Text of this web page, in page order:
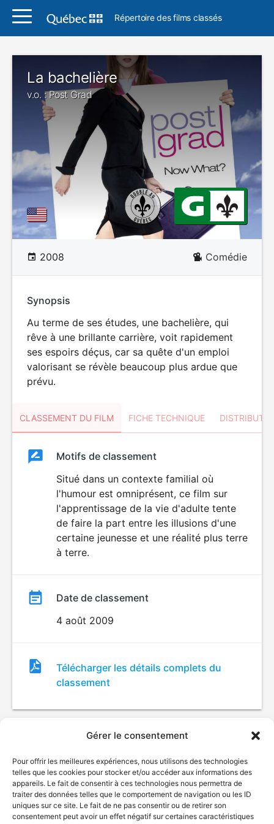
Gérer le consentement
Pour offrir les meilleures expériences, nous utilisons des technologies
telles que les cookies pour stocker et/ou accéder aux informations des
appareils. Le fait de consentir à ces technologies nous permettra de
traiter des données telles que le comportement de navigation ou les ID
uniques sur ce site. Le fait de ne pas consentir ou de retirer son
consentement peut avoir un effet négatif sur certaines caractéristiques
Répertoire des films classés
La bachelière
v.o. : Post Grad
2008 Comédie
Synopsis
Au terme de ses études, une bachelière, qui
rêve à une brillante carrière, voit rapidement
ses espoirs déçus, car sa quête d'un emploi
valorisant se révèle beaucoup plus ardue que
prévu.
CLASSEMENT DU FILM FICHE TECHNIQUE
ClassementClassement
Motifs de classement
Situé dans un contexte familial où
l'humour est omniprésent, ce film sur
l'apprentissage de la vie d'adulte tente
de faire la part entre les illusions d'une
certaine jeunesse et une réalité plus terre
à terre.
Date de classement
4 août 2009
Fichier
de
classement
Télécharger les détails complets du
classement
© Gouvernement du Québec, 2026